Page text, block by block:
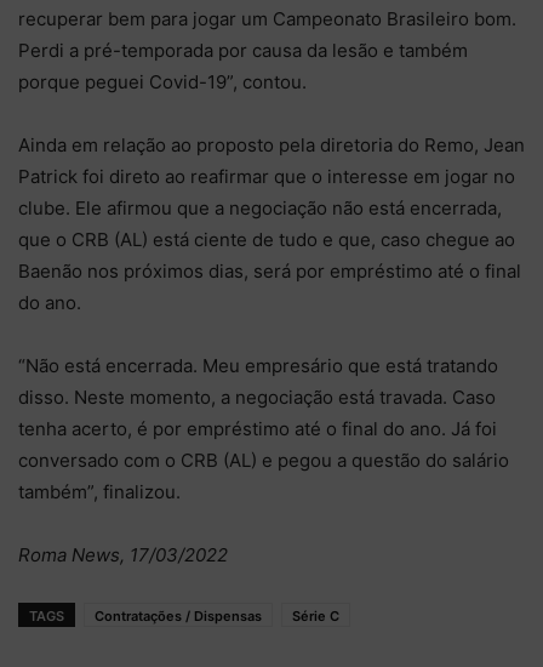
recuperar bem para jogar um Campeonato Brasileiro bom.
Perdi a pré-temporada por causa da lesão e também
porque peguei Covid-19”, contou.
Ainda em relação ao proposto pela diretoria do Remo, Jean
Patrick foi direto ao reafirmar que o interesse em jogar no
clube. Ele afirmou que a negociação não está encerrada,
que o CRB (AL) está ciente de tudo e que, caso chegue ao
Baenão nos próximos dias, será por empréstimo até o final
do ano.
“Não está encerrada. Meu empresário que está tratando
disso. Neste momento, a negociação está travada. Caso
tenha acerto, é por empréstimo até o final do ano. Já foi
conversado com o CRB (AL) e pegou a questão do salário
também”, finalizou.
Roma News, 17/03/2022
TAGS Contratações / Dispensas Série C